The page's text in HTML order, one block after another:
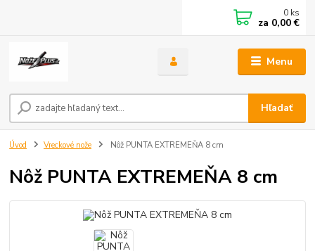
Menu
Hľadať
0 ks
za 0,00 €
Úvod Vreckové nože Nôž PUNTA EXTREMEŇA 8 cm
Nôž PUNTA EXTREMEŇA 8 cm